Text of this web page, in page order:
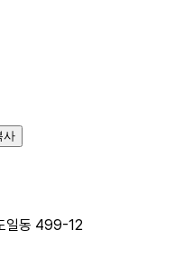
사
일동 499-12